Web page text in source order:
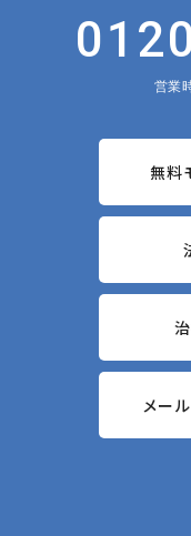
営業
無料
メー